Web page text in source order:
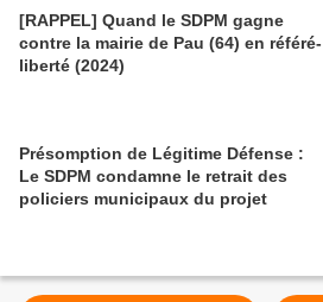
[RAPPEL] Quand le SDPM gagne
contre la mairie de Pau (64) en référé-
liberté (2024)
Présomption de Légitime Défense :
Le SDPM condamne le retrait des
policiers municipaux du projet